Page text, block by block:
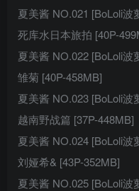
夏美酱 NO.021 [BoLoli波
死库水日本旅拍 [40P-
夏美酱 NO.022 [BoLoli波
雏菊 [40P-458MB]
夏美酱 NO.023 [BoLoli波
越南野战篇 [37P-448MB]
夏美酱 NO.024 [BoLoli波
刘娅希& [43P-352MB]
夏美酱 NO.025 [BoLoli波